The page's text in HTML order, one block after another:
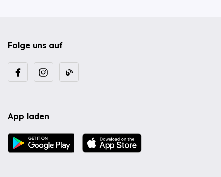
Folge uns auf
App laden